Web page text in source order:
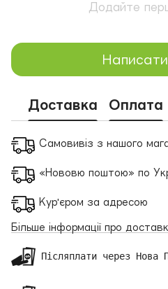
Додайте
Написати
Доставка Оплата
Самовивіз з нашого
«Нововю поштою» по
Кур'єром за адресою
Більше інформації про
Післяплати через Нова